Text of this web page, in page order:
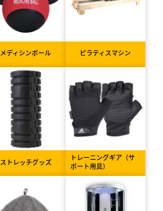
メディシンボール ピラティスマシン
ストレッチグッズ
トレーニングギア（サ
ポート用具）